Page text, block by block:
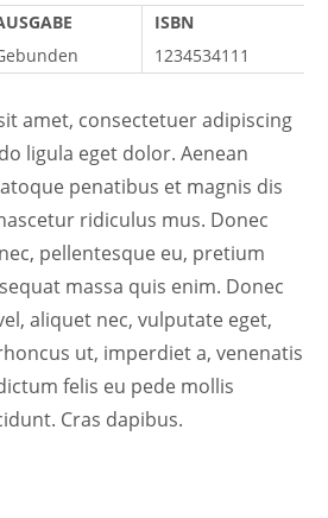
ISBN
1234534111
amet, consectetuer adipiscing
ligula eget dolor. Aenean
penatibus et magnis dis
ridiculus mus. Donec
pellentesque eu, pretium
massa quis enim. Donec
aliquet nec, vulputate eget,
ut, imperdiet a, venenatis
felis eu pede mollis
Cras dapibus.